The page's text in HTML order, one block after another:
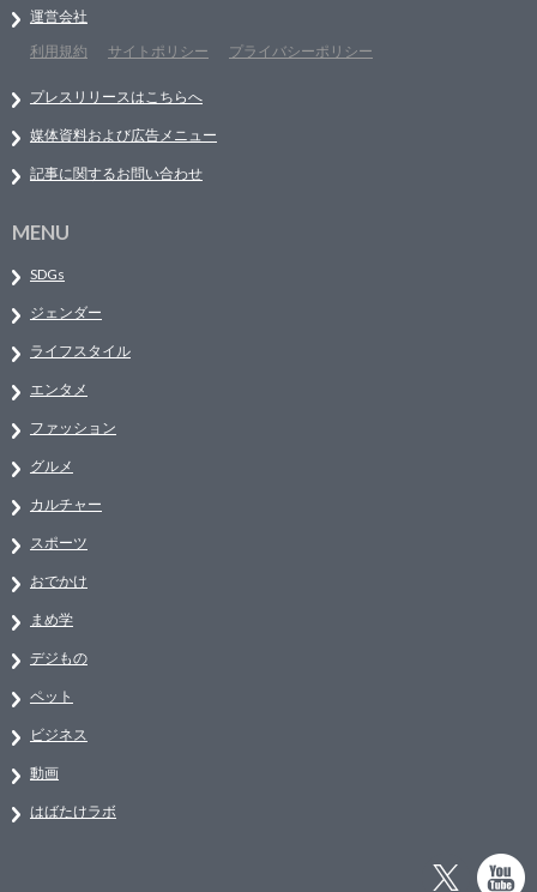
運営会社
利用規約
サイトポリシー プライバシーポリシー
プレスリリースはこちらへ
媒体資料および広告メニュー
記事に関するお問い合わせ
MENU
SDGs
ジェンダー
ライフスタイル
エンタメ
ファッション
グルメ
カルチャー
スポーツ
おでかけ
まめ学
デジもの
ペット
ビジネス
動画
はばたけラボ